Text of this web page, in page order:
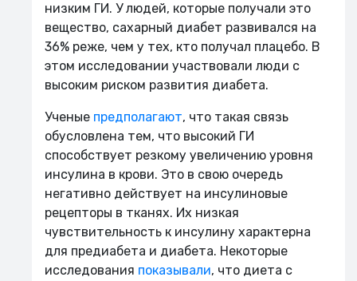
низким ГИ. У людей, которые получали это
вещество, сахарный диабет развивался на
36% реже, чем у тех, кто получал плацебо. В
этом исследовании участвовали люди с
высоким риском развития диабета.
Ученые предполагают, что такая связь
обусловлена тем, что высокий ГИ
способствует резкому увеличению уровня
инсулина в крови. Это в свою очередь
негативно действует на инсулиновые
рецепторы в тканях. Их низкая
чувствительность к инсулину характерна
для предиабета и диабета. Некоторые
исследования показывали, что диета с